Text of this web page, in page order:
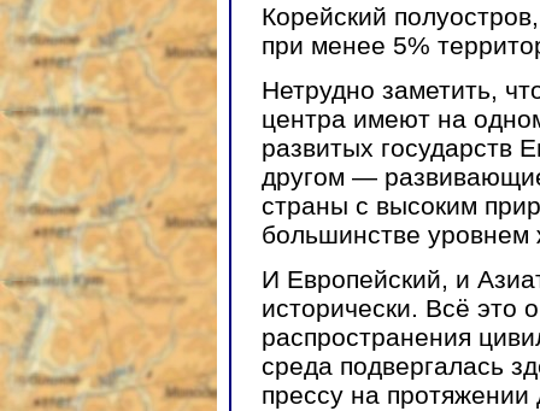
Корейский
при менее 5%
Нетрудно заметить,
центра имеют на
развитых государств
другом —
страны с высоким
большинстве уровнем
И Европейский, и
исторически. Всё это
распространения
среда подвергалась
прессу на